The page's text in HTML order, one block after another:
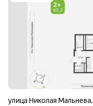
улица Николая Мальнева,